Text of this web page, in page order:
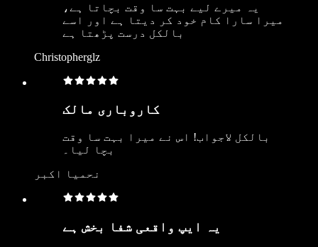
یہ میرے لیے بہت سا وقت بچاتا ہے،
میرا سارا کام خود کر دیتا ہے اور اسے
بالکل درست پڑھتا ہے
Christopherglz
کاروباری مالک
بالکل لاجواب! اس نے میرا بہت سا وقت
بچا لیا۔
نحمیا اکبر
یہ ایپ واقعی شفا بخش ہے